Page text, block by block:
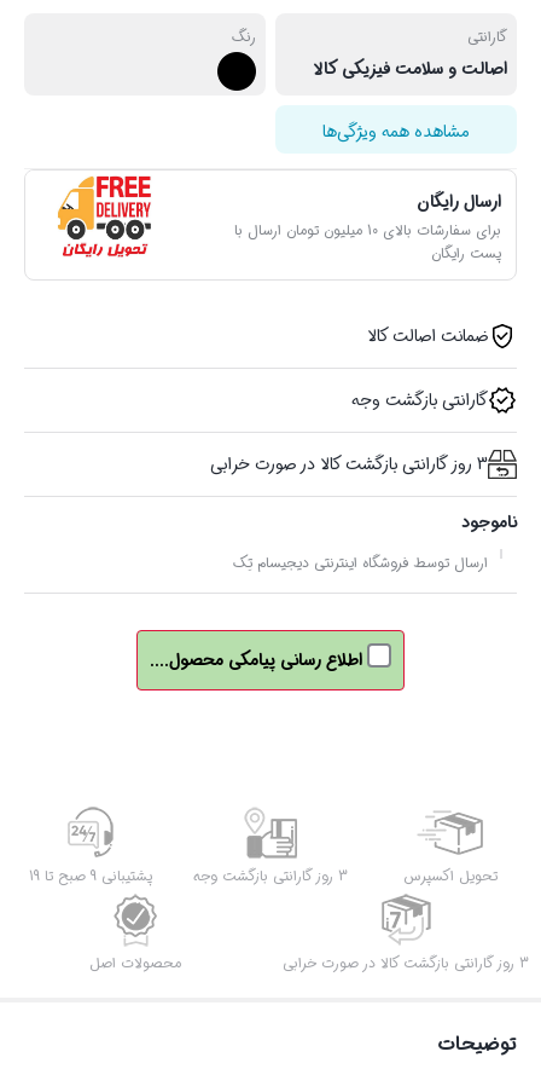
گارانتی
اصالت و سلامت فیزیکی کالا
رنگ
مشاهده همه ویژگی‌ها
ارسال رایگان
برای سفارشات بالای 10 میلیون تومان ارسال با
پست رایگان
ضمانت اصالت کالا
گارانتی بازگشت وجه
3 روز گارانتی بازگشت کالا در صورت خرابی
ناموجود
ارسال توسط فروشگاه اینترنتی دیجیسام تِک
اطلاع رسانی پیامکی محصول....
تحویل اکسپرس 3 روز گارانتی بازگشت وجه پشتیبانی 9 صبح تا 19
3 روز گارانتی بازگشت کالا در صورت خرابی محصولات اصل
توضیحات